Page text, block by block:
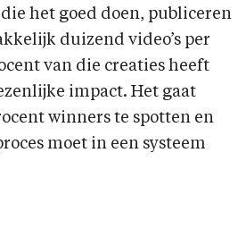
het goed doen, publiceren
duizend video’s per
van die creaties heeft
impact. Het gaat
winners te spotten en
moet in een systeem